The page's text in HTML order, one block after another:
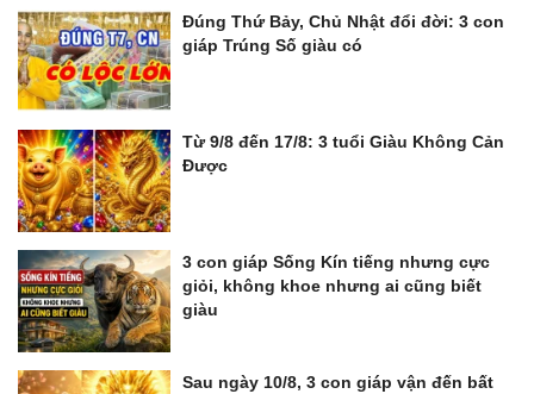
Đúng Thứ Bảy, Chủ Nhật đổi đời: 3 con
giáp Trúng Số giàu có
Từ 9/8 đến 17/8: 3 tuổi Giàu Không Cản
Được
3 con giáp Sống Kín tiếng nhưng cực
giỏi, không khoe nhưng ai cũng biết
giàu
Sau ngày 10/8, 3 con giáp vận đến bất